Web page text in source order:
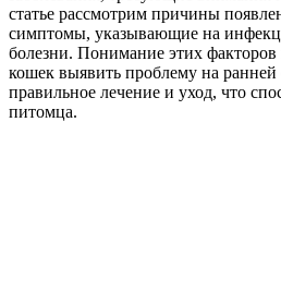
статье рассмотрим причины
симптомы, указывающие на
болезни. Понимание этих
кошек выявить проблему на ранней
правильное лечение и уход, что
питомца.